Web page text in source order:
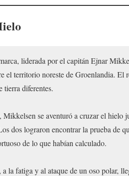
liderada por el capitán Ejnar
el territorio noreste de Groenlandia. El
tierra diferentes.
se aventuró a cruzar el hielo
dos lograron encontrar la prueba de
de lo que habían calculado.
la fatiga y al ataque de un oso polar,